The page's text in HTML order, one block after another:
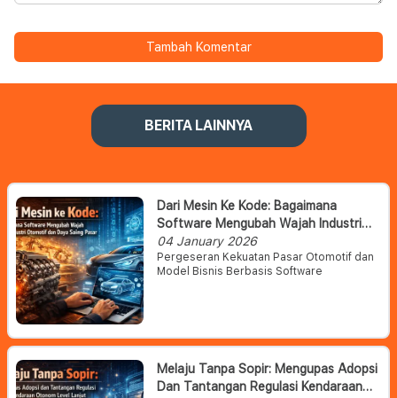
Tambah Komentar
BERITA LAINNYA
Dari Mesin Ke Kode: Bagaimana
Software Mengubah Wajah Industri
Otomotif Dan Daya Saing Pasar
04 January 2026
Pergeseran Kekuatan Pasar Otomotif dan
Model Bisnis Berbasis Software
Melaju Tanpa Sopir: Mengupas Adopsi
Dan Tantangan Regulasi Kendaraan